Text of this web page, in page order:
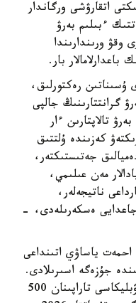
اتقارۋشى ورگاندار
ءبىلىم بەرۋ
وقۋ ورىندارىندا
باعدارلامالار بار.
ۇسىناتىن رەكتورلىق،
گرانتتارىنىڭ جالپى
تالاپتارىن ءار
كەزىندە ۇلتتىق
جەتىستىكتەر،
مەن عىلىمي،
ناتيجەلەر،
ەسكەرىلەدى، -
احمەت ياساۋي اتىنداعى
جۇزەگە اسىرىلادى.
2026-2027 وقۋ جىلىنا تۇركيا رەسپۋبليكاسى تاراپىنان 500